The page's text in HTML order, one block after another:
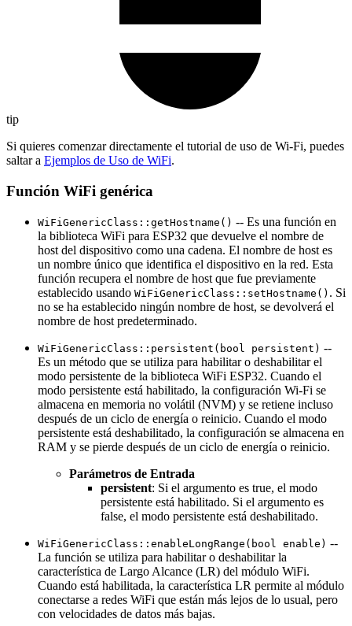
tip
Si quieres comenzar directamente el tutorial de uso de Wi-Fi, puedes
saltar a Ejemplos de Uso de WiFi.
Función WiFi genérica
WiFiGenericClass::getHostname() -- Es una función en
la biblioteca WiFi para ESP32 que devuelve el nombre de
host del dispositivo como una cadena. El nombre de host es
un nombre único que identifica el dispositivo en la red. Esta
función recupera el nombre de host que fue previamente
establecido usando WiFiGenericClass::setHostname() . Si
no se ha establecido ningún nombre de host, se devolverá el
nombre de host predeterminado.
WiFiGenericClass::persistent(bool persistent) --
Es un método que se utiliza para habilitar o deshabilitar el
modo persistente de la biblioteca WiFi ESP32. Cuando el
modo persistente está habilitado, la configuración Wi-Fi se
almacena en memoria no volátil (NVM) y se retiene incluso
después de un ciclo de energía o reinicio. Cuando el modo
persistente está deshabilitado, la configuración se almacena en
RAM y se pierde después de un ciclo de energía o reinicio.
Parámetros de Entrada
persistent: Si el argumento es true, el modo
persistente está habilitado. Si el argumento es
false, el modo persistente está deshabilitado.
WiFiGenericClass::enableLongRange(bool enable) --
La función se utiliza para habilitar o deshabilitar la
característica de Largo Alcance (LR) del módulo WiFi.
Cuando está habilitada, la característica LR permite al módulo
conectarse a redes WiFi que están más lejos de lo usual, pero
con velocidades de datos más bajas.